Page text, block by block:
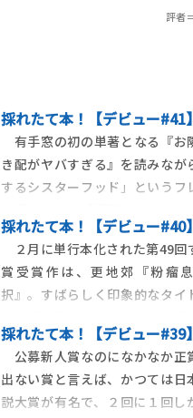
評者
採れたて本！【デビュー#41】
有手窓の初の単著となる『お
き配がヤバすぎる』を読みなが
するシスターフッド」というフ
とは、河出書房新社の季刊小説
2020年秋季号の特集タイトル
連帯をテーマにしたこの特集は
ンセーションを巻き起こし、同
ち重版。その後
採れたて本！【デビュー#40】
２月に単行本化された第49回
賞受賞作は、更地郊『粉瘤
択』。すばらしく印象的なタイ
の説明を試みる。小説の主人公
格とともに上京してから８年
の安アパートで一人暮らしをし
代の青年・知也。就職したもの
採れたて本！【デビュー#39】
公募新人賞なのになかなか正
出ない賞と言えば、かつては日
説大賞が有名で、２回に１回し